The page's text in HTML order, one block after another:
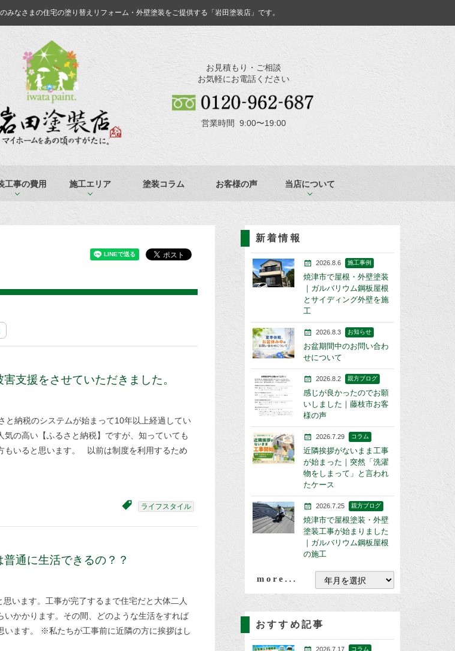
みなさまの住宅の塗り替えリフォーム・外壁塗装をご提供する「岩田塗装店」です。
お見積もり・ご相談
お気軽にお電話ください
営業時間 9:00〜19:00
工事の費用 施工エリア 塗装コラム お客様の声 当店について
害支援をさせていただきました。
と納税のシステムが始まって10年以上経過してい
気の高い【ふるさと納税】ですが、知っていても
もいると思います。 以前は制度を利用するため
ライフスタイル
通に生活できるの？？
います。工事が完了するまで住宅だと大体二人
いかかります。その間、どのような生活をすれば
います。 ※私たちが工事前に近隣の方に挨拶はし
新着情報
2026.8.6 施工事例
焼津市で屋根・外壁塗装
｜ガルバリウム鋼板屋根
とサイディング外壁を施
工
2026.8.3 お知らせ
お盆期間中のお問い合わ
せについて
2026.8.2 親方ブログ
感じが良かったのでお願
いしました｜藤枝市お客
様の声
2026.7.29 コラム
近隣挨拶がないまま工事
が始まった｜突然「洗濯
物をしまって」と言われ
たケース
2026.7.25 親方ブログ
焼津市で屋根塗装・外壁
塗装工事が始まりました
｜ガルバリウム鋼板屋根
の施工
more...
おすすめ記事
2026.7.17 コラム